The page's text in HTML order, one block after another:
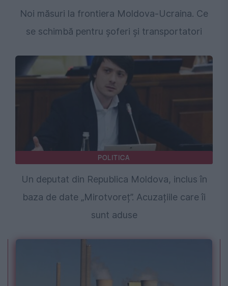
Noi măsuri la frontiera Moldova-Ucraina. Ce
se schimbă pentru șoferi și transportatori
POLITICA
Un deputat din Republica Moldova, inclus în
baza de date „Mirotvoreț”. Acuzațiile care îi
sunt aduse